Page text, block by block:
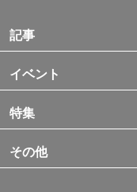
記事
イベント
特集
その他